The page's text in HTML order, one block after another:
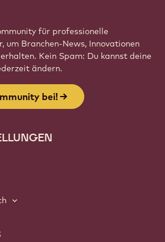
für professionelle
um Branchen-News, Innovationen
Kein Spam: Du kannst deine
ändern.
bei!